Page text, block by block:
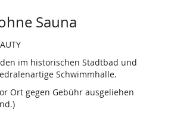
Sauna
im historischen Stadtbad und
Schwimmhalle.
Ort gegen Gebühr ausgeliehen